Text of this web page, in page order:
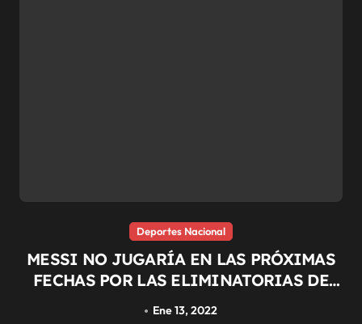
Deportes Nacional
MESSI NO JUGARÍA EN LAS PRÓXIMAS
FECHAS POR LAS ELIMINATORIAS DE
QATAR 2022
Ene 13, 2022